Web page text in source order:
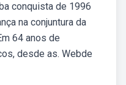
conquista de 1996
na conjuntura da
64 anos de
desde as. Webde